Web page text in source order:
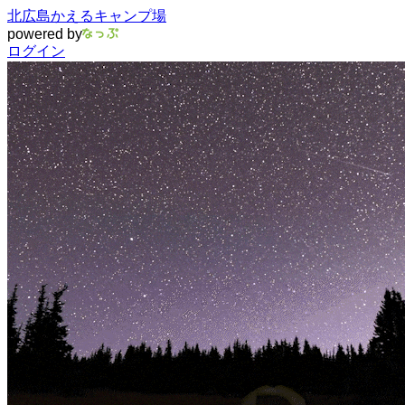
北広島かえるキャンプ場
powered by
ログイン